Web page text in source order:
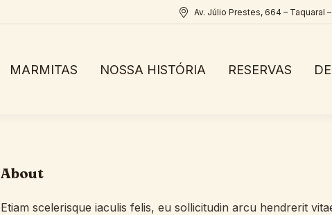
Av. Júlio Prestes, 664 – Taquaral
MARMITAS NOSSA HISTÓRIA RESERVAS
About
Etiam scelerisque iaculis felis, eu sollicitudin arcu hendrerit